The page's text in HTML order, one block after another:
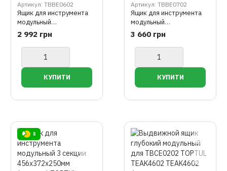
Артикул: TBBE0602
Ящик для инструмента
модульный
456x372x155мм
(пластик) TOPTUL
TBBE0602
2 992 грн
Артикул: TBBE0702
Ящик для инструмента
модульный
456x372x262мм
(пластик) TOPTUL
TBBE0702
3 660 грн
8